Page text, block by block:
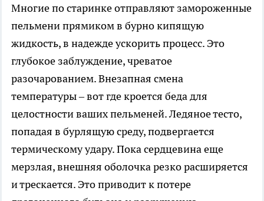
Многие по старинке отправляют замороженные
пельмени прямиком в бурно кипящую
жидкость, в надежде ускорить процесс. Это
глубокое заблуждение, чреватое
разочарованием. Внезапная смена
температуры – вот где кроется беда для
целостности ваших пельменей. Ледяное тесто,
попадая в бурлящую среду, подвергается
термическому удару. Пока сердцевина еще
мерзлая, внешняя оболочка резко расширяется
и трескается. Это приводит к потере